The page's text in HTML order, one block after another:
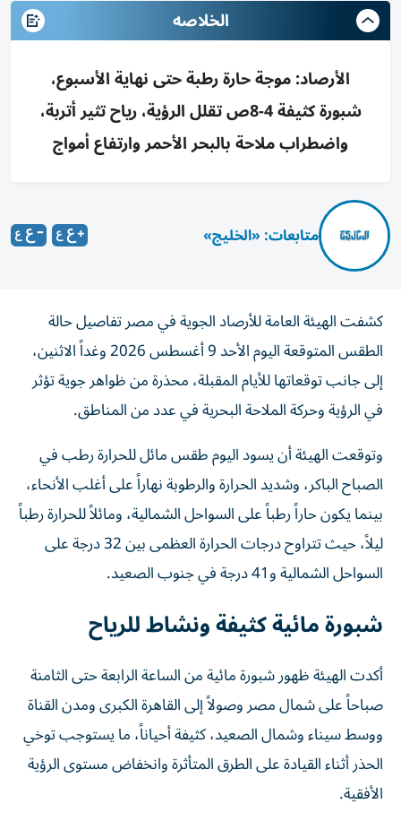
الخلاصه
الأرصاد: موجة حارة رطبة حتى نهاية الأسبوع،
شبورة كثيفة 4-8ص تقلل الرؤية، رياح تثير أتربة،
واضطراب ملاحة بالبحر الأحمر وارتفاع أمواج
متابعات: «الخليج»
كشفت الهيئة العامة للأرصاد الجوية في مصر تفاصيل حالة
الطقس المتوقعة اليوم الأحد 9 أغسطس 2026 وغداً الاثنين،
إلى جانب توقعاتها للأيام المقبلة، محذرة من ظواهر جوية تؤثر
في الرؤية وحركة الملاحة البحرية في عدد من المناطق.
وتوقعت الهيئة أن يسود اليوم طقس مائل للحرارة رطب في
الصباح الباكر، وشديد الحرارة والرطوبة نهاراً على أغلب الأنحاء،
بينما يكون حاراً رطباً على السواحل الشمالية، ومائلاً للحرارة رطباً
ليلاً، حيث تتراوح درجات الحرارة العظمى بين 32 درجة على
السواحل الشمالية و41 درجة في جنوب الصعيد.
شبورة مائية كثيفة ونشاط للرياح
أكدت الهيئة ظهور شبورة مائية من الساعة الرابعة حتى الثامنة
صباحاً على شمال مصر وصولاً إلى القاهرة الكبرى ومدن القناة
ووسط سيناء وشمال الصعيد، كثيفة أحياناً، ما يستوجب توخي
الحذر أثناء القيادة على الطرق المتأثرة وانخفاض مستوى الرؤية
الأفقية.